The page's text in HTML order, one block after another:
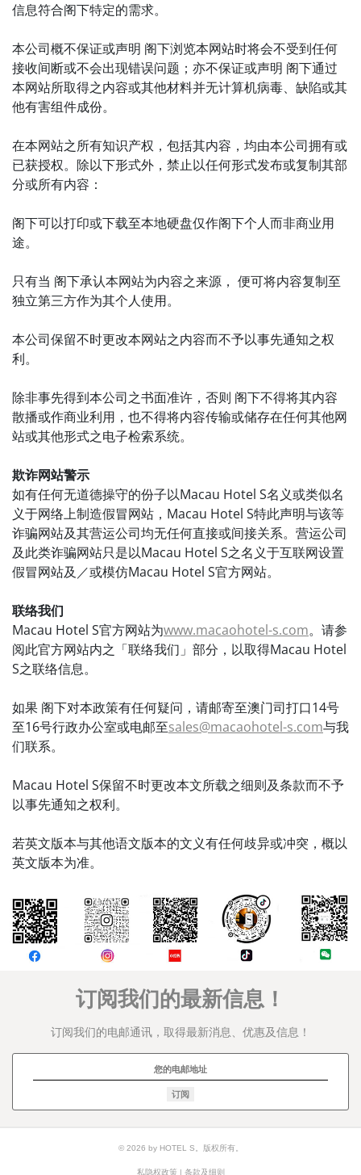
信息符合阁下特定的需求。
本公司概不保证或声明 阁下浏览本网站时将会不受到任何
接收间断或不会出现错误问题；亦不保证或声明 阁下通过
本网站所取得之内容或其他材料并无计算机病毒、缺陷或其
他有害组件成份。
在本网站之所有知识产权，包括其内容，均由本公司拥有或
已获授权。除以下形式外，禁止以任何形式发布或复制其部
分或所有内容：
阁下可以打印或下载至本地硬盘仅作阁下个人而非商业用
途。
只有当 阁下承认本网站为内容之来源， 便可将内容复制至
独立第三方作为其个人使用。
本公司保留不时更改本网站之内容而不予以事先通知之权
利。
除非事先得到本公司之书面准许，否则 阁下不得将其内容
散播或作商业利用，也不得将内容传输或储存在任何其他网
站或其他形式之电子检索系统。
欺诈网站警示
如有任何无道德操守的份子以Macau Hotel S名义或类似名
义于网络上制造假冒网站，Macau Hotel S特此声明与该等
诈骗网站及其营运公司均无任何直接或间接关系。营运公司
及此类诈骗网站只是以Macau Hotel S之名义于互联网设置
假冒网站及／或模仿Macau Hotel S官方网站。
联络我们
Macau Hotel S官方网站为www.macaohotel-s.com。请参
阅此官方网站内之「联络我们」部分，以取得Macau Hotel
S之联络信息。
如果 阁下对本政策有任何疑问，请邮寄至澳门司打口14号
至16号行政办公室或电邮至sales@macaohotel-s.com与我
们联系。
Macau Hotel S保留不时更改本文所载之细则及条款而不予
以事先通知之权利。
若英文版本与其他语文版本的文义有任何歧异或冲突，概以
英文版本为准。
评论
订阅我们的最新信息！
订阅我们的电邮通讯，取得最新消息、优惠及信息！
订阅
© 2026 by HOTEL S。版权所有。
私隐权政策 条款及细则